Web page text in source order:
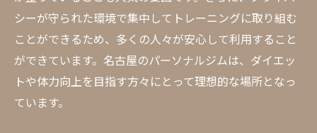
シーが守られた環境で集中してトレーニングに取り組む
ことができるため、多くの人々が安心して利用すること
ができています。名古屋のパーソナルジムは、ダイエッ
トや体力向上を目指す方々にとって理想的な場所となっ
ています。